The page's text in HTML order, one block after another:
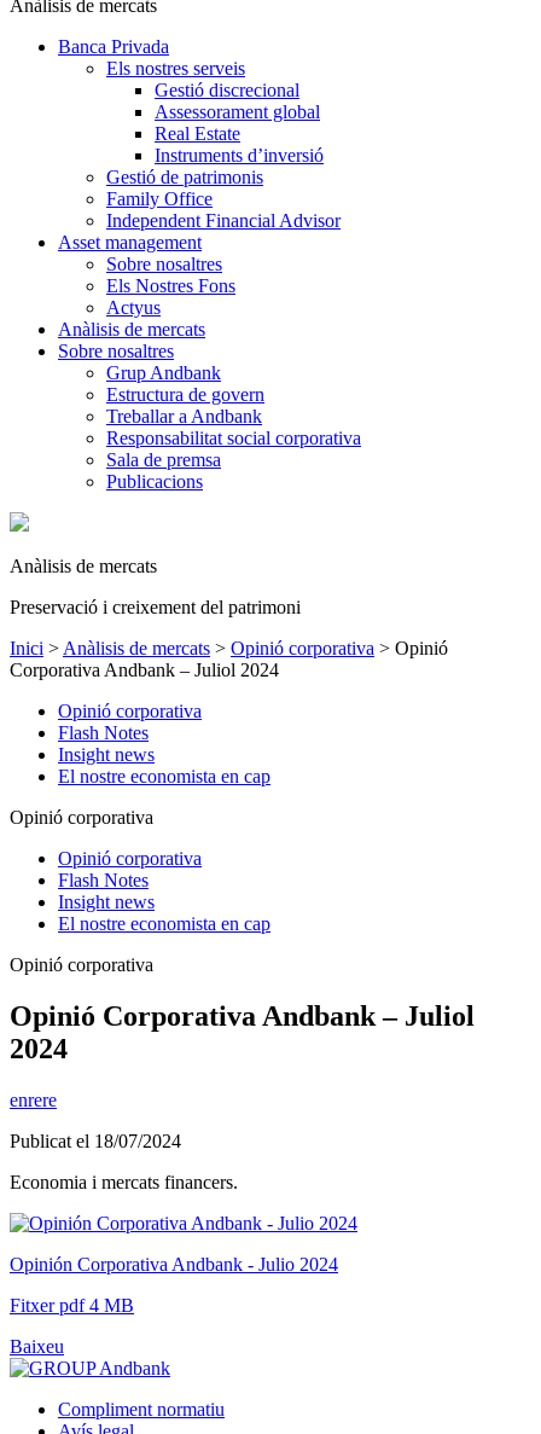
Anàlisis de mercats
Banca Privada
Els nostres serveis
Gestió discrecional
Assessorament global
Real Estate
Instruments d’inversió
Gestió de patrimonis
Family Office
Independent Financial Advisor
Asset management
Sobre nosaltres
Els Nostres Fons
Actyus
Anàlisis de mercats
Sobre nosaltres
Grup Andbank
Estructura de govern
Treballar a Andbank
Responsabilitat social corporativa
Sala de premsa
Publicacions
Anàlisis de mercats
Preservació i creixement del patrimoni
Inici > Anàlisis de mercats > Opinió corporativa > Opinió
Corporativa Andbank – Juliol 2024
Opinió corporativa
Flash Notes
Insight news
El nostre economista en cap
Opinió corporativa
Opinió corporativa
Flash Notes
Insight news
El nostre economista en cap
Opinió corporativa
Opinió Corporativa Andbank – Juliol
2024
enrere
Publicat el 18/07/2024
Economia i mercats financers.
Opinión Corporativa Andbank - Julio 2024
Fitxer pdf 4 MB
Baixeu
Compliment normatiu